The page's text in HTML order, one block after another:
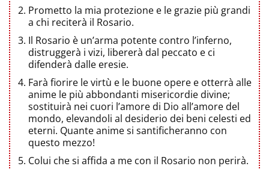
Prometto la mia protezione e le grazie più grandi
a chi reciterà il Rosario.
Il Rosario è un’arma potente contro l’inferno,
distruggerà i vizi, libererà dal peccato e ci
difenderà dalle eresie.
Farà fiorire le virtù e le buone opere e otterrà alle
anime le più abbondanti misericordie divine;
sostituirà nei cuori l’amore di Dio all’amore del
mondo, elevandoli al desiderio dei beni celesti ed
eterni. Quante anime si santificheranno con
questo mezzo!
Colui che si affida a me con il Rosario non perirà.